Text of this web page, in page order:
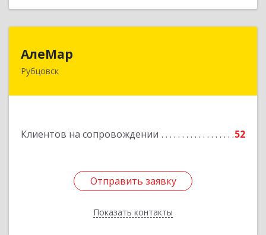
АлеМар
Рубцовск
Клиентов на сопровождении 52
Отправить заявку
Показать контакты
Отправить заявку
Назад